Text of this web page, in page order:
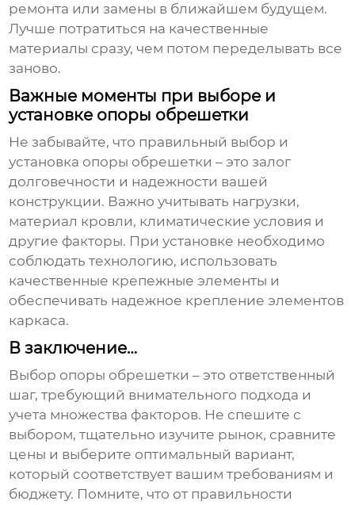
ремонта или замены в ближайшем будущем.
Лучше потратиться на качественные
материалы сразу, чем потом переделывать все
заново.
Важные моменты при выборе и
установке опоры обрешетки
Не забывайте, что правильный выбор и
установка опоры обрешетки – это залог
долговечности и надежности вашей
конструкции. Важно учитывать нагрузки,
материал кровли, климатические условия и
другие факторы. При установке необходимо
соблюдать технологию, использовать
качественные крепежные элементы и
обеспечивать надежное крепление элементов
каркаса.
В заключение…
Выбор опоры обрешетки – это ответственный
шаг, требующий внимательного подхода и
учета множества факторов. Не спешите с
выбором, тщательно изучите рынок, сравните
цены и выберите оптимальный вариант,
который соответствует вашим требованиям и
бюджету. Помните, что от правильности